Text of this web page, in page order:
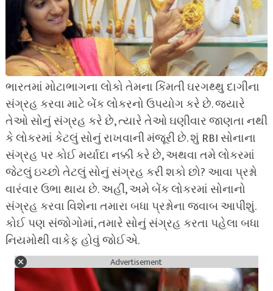
ભારતમાં મોટાભાગના લોકો તેમના કિંમતી ઘરગથ્થુ દાગીના
સંગ્રહ કરવા માટે બેંક લોકરનો ઉપયોગ કરે છે. જ્યારે
તેઓ સોનું સંગ્રહ કરે છે, ત્યારે તેઓ ઘણીવાર જાણતા નથી
કે લોકરમાં કેટલું સોનું રાખવાની મંજૂરી છે. શું RBI સોનાના
સંગ્રહ પર કોઈ મર્યાદા નક્કી કરે છે, અથવા તમે લોકરમાં
જેટલું ઇચ્છો તેટલું સોનું સંગ્રહ કરી શકો છો? આવા પ્રશ્નો
વારંવાર ઉભા થાય છે. અહીં, અમે બેંક લોકરમાં સોનાનો
સંગ્રહ કરવા વિશેના તમારા બધા પ્રશ્નોના જવાબ આપીશું.
કોઈ પણ સંજોગોમાં, તમારે સોનું સંગ્રહ કરતા પહેલા બધા
નિયમોથી વાકેફ હોવું જોઈએ.
Advertisement